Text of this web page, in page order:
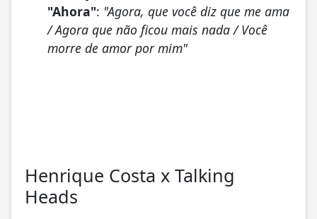
"Ahora": "Agora, que você diz que me ama
/ Agora que não ficou mais nada / Você
morre de amor por mim"
Henrique Costa x Talking
Heads